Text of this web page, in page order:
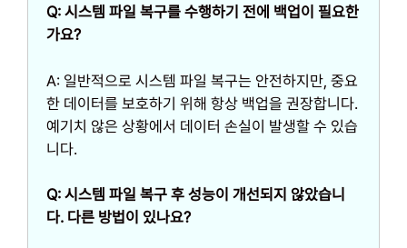
Q: 시스템 파일 복구를 수행하기 전에 백업이 필요한
가요?
A: 일반적으로 시스템 파일 복구는 안전하지만, 중요
한 데이터를 보호하기 위해 항상 백업을 권장합니다.
예기치 않은 상황에서 데이터 손실이 발생할 수 있습
니다.
Q: 시스템 파일 복구 후 성능이 개선되지 않았습니
다. 다른 방법이 있나요?